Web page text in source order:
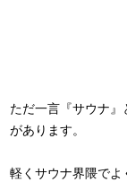
ただ一言『サウナ
があります。
軽くサウナ界隈でよ